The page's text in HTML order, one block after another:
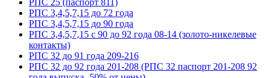
РПС 25 (паспорт 811)
РПС 3,4,5,7,15 до 72 года
РПС 3,4,5,7,15 до 90 года
РПС 3,4,5,7,15 с 90 до 92 года 08-14 (золото-никелевые
контакты)
РПС 32 до 91 года 209-216
РПС 32 до 92 года 201-208 (РПС 32 паспорт 201-208 92